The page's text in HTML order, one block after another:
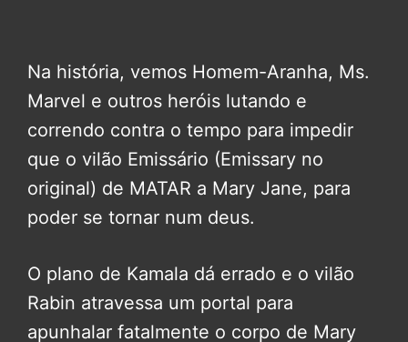
Na história, vemos Homem-Aranha, Ms.
Marvel e outros heróis lutando e
correndo contra o tempo para impedir
que o vilão Emissário (Emissary no
original) de MATAR a Mary Jane, para
poder se tornar num deus.
O plano de Kamala dá errado e o vilão
Rabin atravessa um portal para
apunhalar fatalmente o corpo de Mary